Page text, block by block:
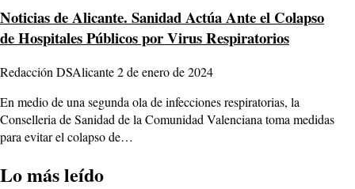
Noticias de Alicante. Sanidad Actúa Ante el Colapso
de Hospitales Públicos por Virus Respiratorios
Redacción DSAlicante2 de enero de 2024
En medio de una segunda ola de infecciones respiratorias, la
Conselleria de Sanidad de la Comunidad Valenciana toma medidas
para evitar el colapso de…
Lo más leído